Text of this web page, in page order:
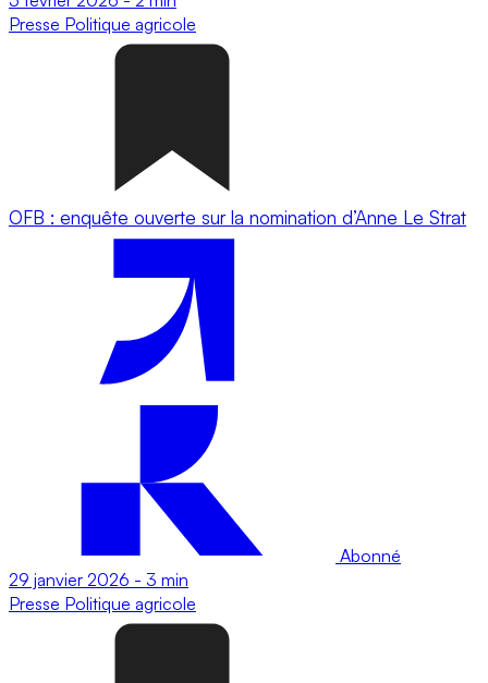
Presse Politique agricole
OFB : enquête ouverte sur la nomination d’Anne Le Strat
Abonné
29 janvier 2026 - 3 min
Presse Politique agricole